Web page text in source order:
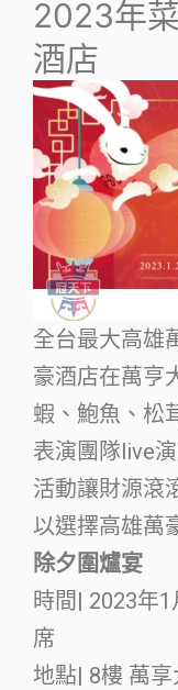
2023年
酒店
全台最大高雄
豪酒店在萬亨
蝦、鮑魚、松
表演團隊live
活動讓財源滾
以選擇高雄萬
除夕圍爐宴
時間 | 2023年1
席
地點| 8樓 萬